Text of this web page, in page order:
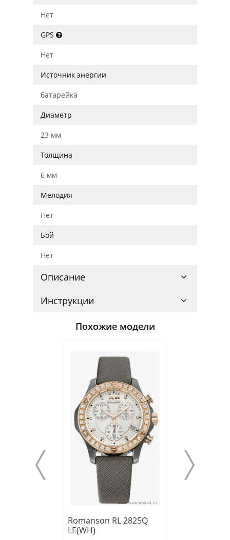
Нет
GPS
Нет
Источник энергии
батарейка
Диаметр
23 мм
Толщина
6 мм
Мелодия
Нет
Бой
Нет
Описание
Инструкции
Похожие модели
Romanson RL 2825Q
LE(WH)